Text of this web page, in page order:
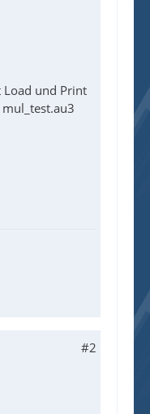
und Print
#2